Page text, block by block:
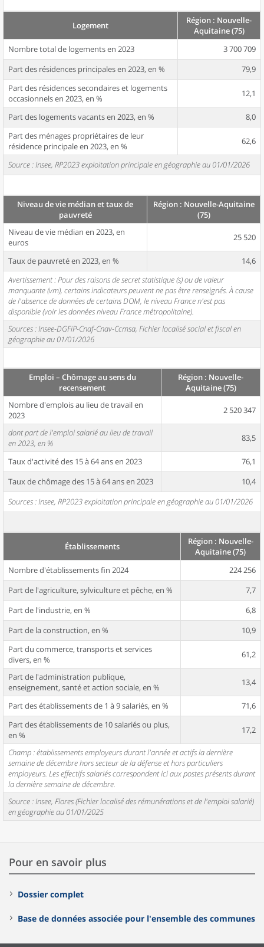
Logement
Région : Nouvelle-
Aquitaine (75)
Nombre total de logements en 2023
3 700 709
Part des résidences principales en 2023, en %
79,9
Part des résidences secondaires et logements
occasionnels en 2023, en %
12,1
Part des logements vacants en 2023, en %
8,0
Part des ménages propriétaires de leur
résidence principale en 2023, en %
62,6
Source : Insee, RP2023 exploitation principale en géographie au 01/01/2026
Niveau de vie médian et taux de
pauvreté
Région : Nouvelle-Aquitaine
(75)
Niveau de vie médian en 2023, en
euros
25 520
Taux de pauvreté en 2023, en %
14,6
Avertissement : Pour des raisons de secret statistique (s) ou de valeur
manquante (vm), certains indicateurs peuvent ne pas être renseignés. À cause
de l'absence de données de certains DOM, le niveau France n'est pas
disponible (voir les données niveau France métropolitaine).
Sources : Insee-DGFiP-Cnaf-Cnav-Ccmsa, Fichier localisé social et fiscal en
géographie au 01/01/2026
Emploi – Chômage au sens du
recensement
Région : Nouvelle-
Aquitaine (75)
Nombre d'emplois au lieu de travail en
2023
2 520 347
dont part de l'emploi salarié au lieu de travail
en 2023, en %
83,5
Taux d'activité des 15 à 64 ans en 2023
76,1
Taux de chômage des 15 à 64 ans en 2023
10,4
Sources : Insee, RP2023 exploitation principale en géographie au 01/01/2026
Établissements
Région : Nouvelle-
Aquitaine (75)
Nombre d'établissements fin 2024
224 256
Part de l'agriculture, sylviculture et pêche, en %
7,7
Part de l'industrie, en %
6,8
Part de la construction, en %
10,9
Part du commerce, transports et services
divers, en %
61,2
Part de l'administration publique,
enseignement, santé et action sociale, en %
13,4
Part des établissements de 1 à 9 salariés, en %
71,6
Part des établissements de 10 salariés ou plus,
en %
17,2
Champ : établissements employeurs durant l'année et actifs la dernière
semaine de décembre hors secteur de la défense et hors particuliers
employeurs. Les effectifs salariés correspondent ici aux postes présents durant
la dernière semaine de décembre.
Source : Insee, Flores (Fichier localisé des rémunérations et de l'emploi salarié)
en géographie au 01/01/2025
Pour en savoir plus
Dossier complet
Base de données associée pour l'ensemble des communes